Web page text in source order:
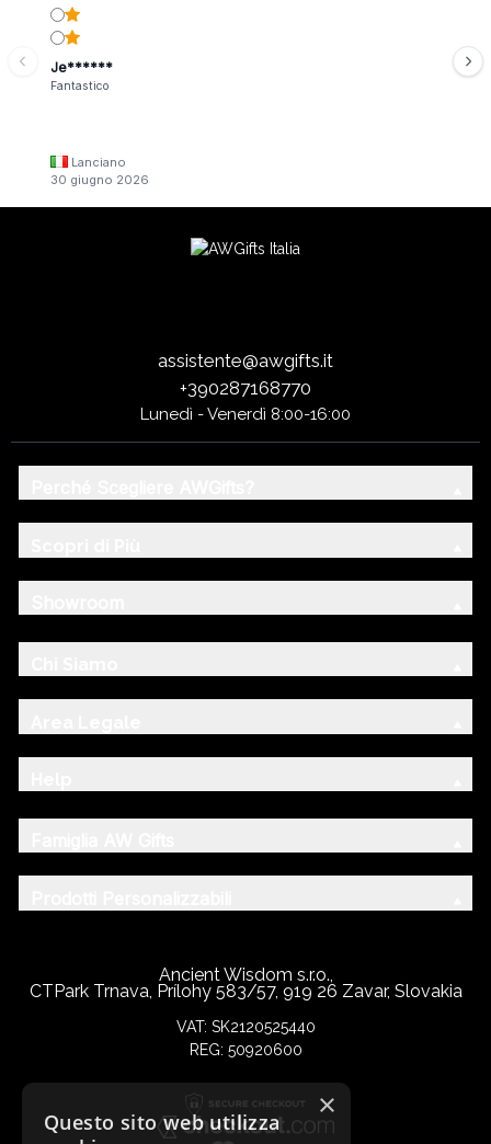
Je******
Fantastico
Lanciano
30 giugno 2026
assistente@awgifts.it
+390287168770
Lunedì - Venerdì 8:00-16:00
Ancient Wisdom s.r.o.,
CTPark Trnava, Prílohy 583/57, 919 26 Zavar, Slovakia
VAT: SK2120525440
REG: 50920600
×
Questo sito web utilizza